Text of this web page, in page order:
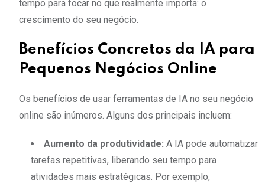
tempo para focar no que realmente importa: o
crescimento do seu negócio.
Benefícios Concretos da IA para
Pequenos Negócios Online
Os benefícios de usar ferramentas de IA no seu negócio
online são inúmeros. Alguns dos principais incluem:
Aumento da produtividade: A IA pode automatizar
tarefas repetitivas, liberando seu tempo para
atividades mais estratégicas. Por exemplo,